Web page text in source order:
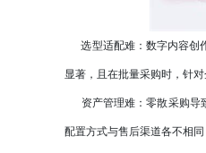
选型适配难：数字内容创
显著，且在批量采购时，针
资产管理难：零散采购导
配置方式与售后渠道各不相同